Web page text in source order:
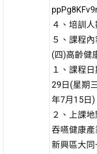
４、培訓
５、課程
(四)高齡健
１、課程
29日(星期
年7月15日)
２、上課
吞嚥健康
新興區大同